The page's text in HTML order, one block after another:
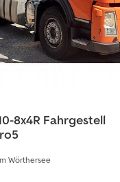
Wörthersee
8x4R Fahrgestell